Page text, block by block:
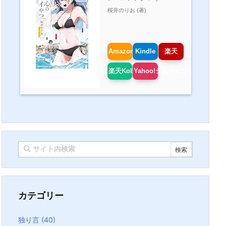
桜井のりお (著)
Amazon Kindle 楽天
楽天KoboYahoo!ショッピング
カテゴリー
独り言 (40)